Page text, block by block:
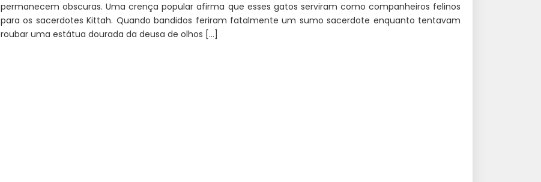
permanecem obscuras. Uma crença popular afirma que esses gatos serviram como companheiros felinos
para os sacerdotes Kittah. Quando bandidos feriram fatalmente um sumo sacerdote enquanto tentavam
roubar uma estátua dourada da deusa de olhos […]